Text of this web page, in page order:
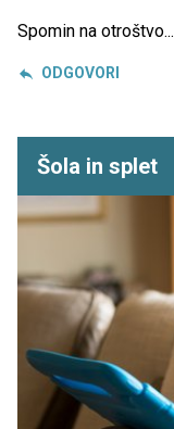
Spomin na otroštvo...
ODGOVORI
Šola in splet